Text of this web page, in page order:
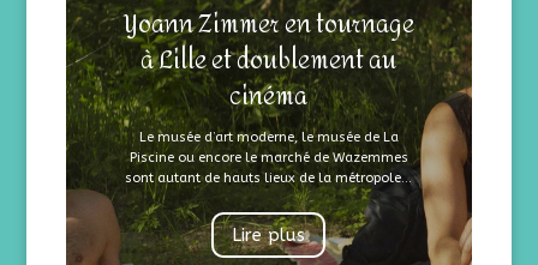
Yoann Zimmer en tournage
à Lille et doublement au
cinéma
Le musée d’art moderne, le musée de La
Piscine ou encore le marché de Wazemmes
sont autant de hauts lieux de la métropole...
Lire plus